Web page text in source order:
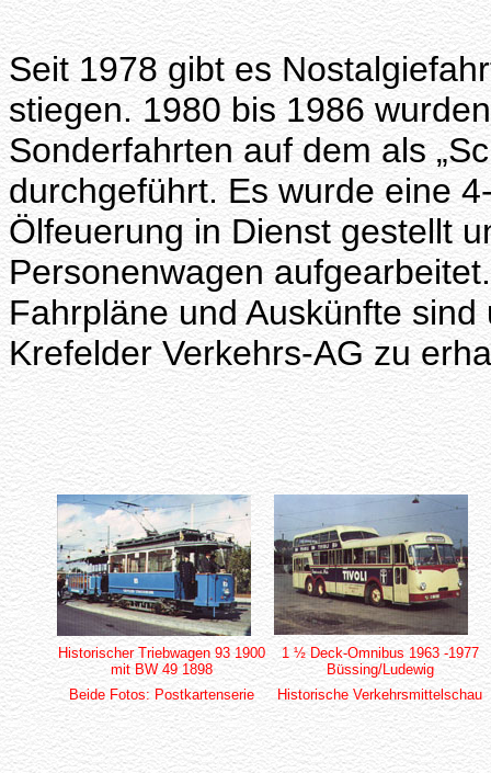
Seit 1978 gibt es
stiegen. 1980 bis 1986
Sonderfahrten auf dem als
durchgeführt. Es wurde eine
Ölfeuerung in Dienst gestellt
Personenwagen aufgearbeitet.
Fahrpläne und Auskünfte
Krefelder Verkehrs-AG zu
Historischer Triebwagen 93 1900
mit BW 49 1898
1 ½ Deck-Omnibus 1963 -1977
Büssing/Ludewig
Beide Fotos: Postkartenserie
Historische Verkehrsmittelschau